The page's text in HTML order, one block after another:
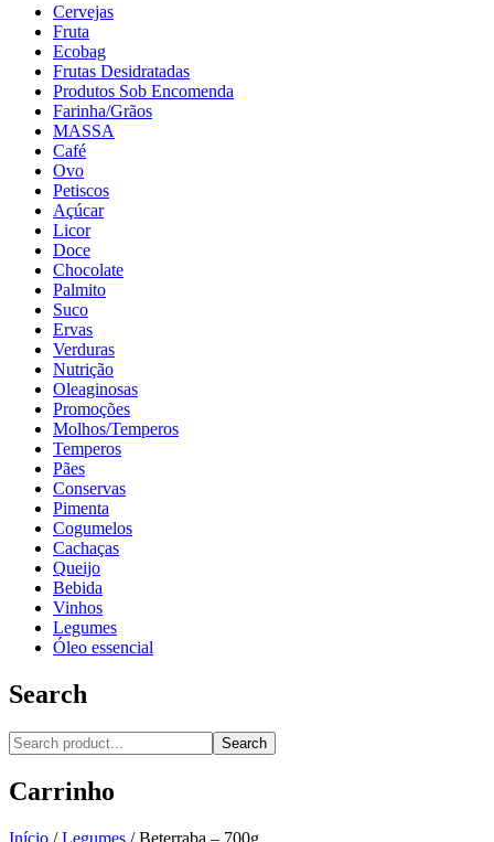
Cervejas
Fruta
Ecobag
Frutas Desidratadas
Produtos Sob Encomenda
Farinha/Grãos
MASSA
Café
Ovo
Petiscos
Açúcar
Licor
Doce
Chocolate
Palmito
Suco
Ervas
Verduras
Nutrição
Oleaginosas
Promoções
Molhos/Temperos
Temperos
Pães
Conservas
Pimenta
Cogumelos
Cachaças
Queijo
Bebida
Vinhos
Legumes
Óleo essencial
Search
Search
Carrinho
Início / Legumes /Beterraba – 700g